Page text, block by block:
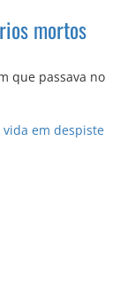
mortos
que passava no
vida em despiste